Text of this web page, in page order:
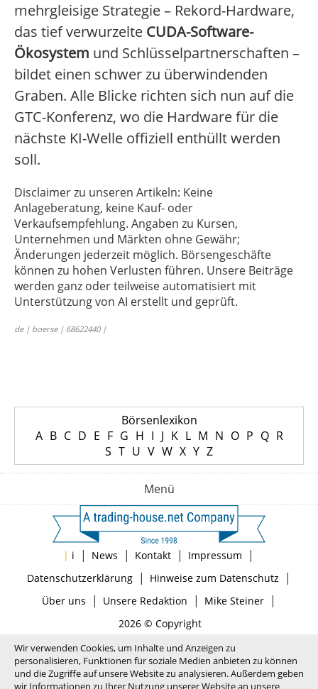
mehrgleisige Strategie – Rekord-Hardware,
das tief verwurzelte CUDA-Software-
Ökosystem und Schlüsselpartnerschaften –
bildet einen schwer zu überwindenden
Graben. Alle Blicke richten sich nun auf die
GTC-Konferenz, wo die Hardware für die
nächste KI-Welle offiziell enthüllt werden
soll.
Disclaimer zu unseren Artikeln: Keine
Anlageberatung, keine Kauf- oder
Verkaufsempfehlung. Angaben zu Kursen,
Unternehmen und Märkten ohne Gewähr;
Änderungen jederzeit möglich. Börsengeschäfte
können zu hohen Verlusten führen. Unsere Beiträge
werden ganz oder teilweise automatisiert mit
Unterstützung von AI erstellt und geprüft.
de | boerse | 68622440 |
Börsenlexikon
A B C D E F G H I J K L M N O P Q R
S T U V W X Y Z
Menü
| i | News | Kontakt | Impressum |
Datenschutzerklärung| Hinweise zum Datenschutz |
Über uns | Unsere Redaktion | Mike Steiner|
2026 © Copyright
Wir verwenden Cookies, um Inhalte und Anzeigen zu
personalisieren, Funktionen für soziale Medien anbieten zu können
und die Zugriffe auf unsere Website zu analysieren. Außerdem geben
wir Informationen zu Ihrer Nutzung unserer Website an unsere